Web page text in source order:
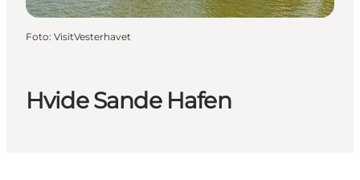
Hvide Sande Hafen
Foto: VisitVesterhavet